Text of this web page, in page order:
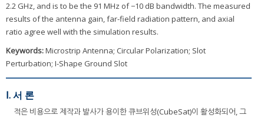
2.2 GHz, and is to be the 91 MHz of −10 dB bandwidth. The measured
results of the antenna gain, far-field radiation pattern, and axial
ratio agree well with the simulation results.
Keywords:Microstrip Antenna; Circular Polarization; Slot
Perturbation; I-Shape Ground Slot
Ⅰ. 서 론
적은 비용으로 제작과 발사가 용이한 큐브위성(CubeSat)이 활성화되어, 그